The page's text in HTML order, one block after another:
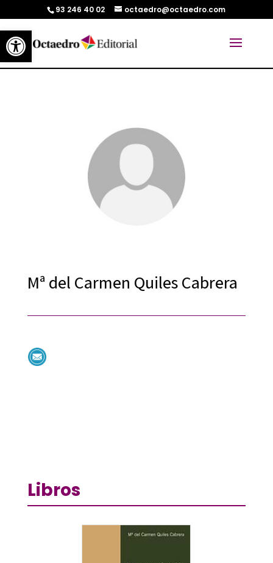
Abrir barra de herramientas
93 246 40 02 octaedro@octaedro.com
Mª del Carmen Quiles Cabrera
Libros